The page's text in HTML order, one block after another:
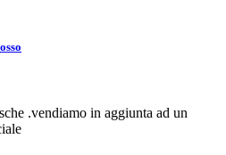
.vendiamo in aggiunta ad un